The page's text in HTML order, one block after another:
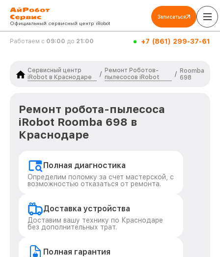
Официальный сервисный центр iRobot
Записаться
Работаем с 09:00 до 21:00 +7 (861) 299-37-61
Сервисный центр
iRobot в Краснодаре
/
Ремонт Роботов-
пылесосов iRobot
/ Roomba
698
Ремонт робота-пылесоса
iRobot Roomba 698 в
Краснодаре
Полная диагностика
Определим поломку за счет мастерской, с
возможностью отказаться от ремонта.
Доставка устройства
Доставим вашу технику по Краснодаре
без дополнительных трат.
Полная гарантия